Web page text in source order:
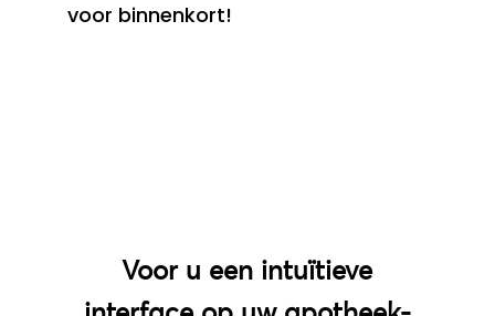
voor binnenkort!
Voor u een intuïtieve